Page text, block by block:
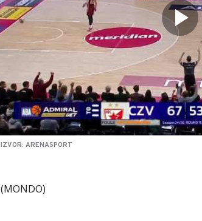
IZVOR: ARENASPORT
(MONDO)